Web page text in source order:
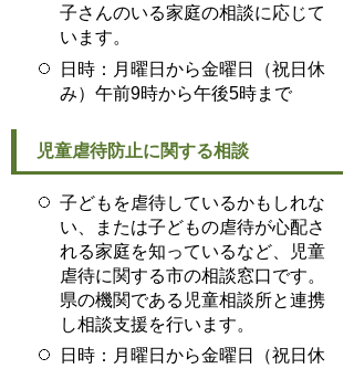
子さんのいる家庭の相談に応じて
います。
日時：月曜日から金曜日（祝日休
み）午前9時から午後5時まで
児童虐待防止に関する相談
子どもを虐待しているかもしれな
い、または子どもの虐待が心配さ
れる家庭を知っているなど、児童
虐待に関する市の相談窓口です。
県の機関である児童相談所と連携
し相談支援を行います。
日時：月曜日から金曜日（祝日休